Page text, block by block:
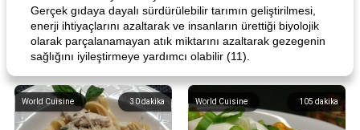
Gerçek gıdaya dayalı sürdürülebilir tarımın geliştirilmesi,
enerji ihtiyaçlarını azaltarak ve insanların ürettiği biyolojik
olarak parçalanamayan atık miktarını azaltarak gezegenin
sağlığını iyileştirmeye yardımcı olabilir (11).
30dakika
World Cuisine 105 dakika
World Cuisine